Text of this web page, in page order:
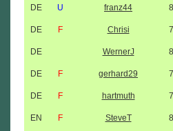
DE U franz44
DE F Chrisi
DE WernerJ
DE F gerhard29
DE F hartmuth
EN F SteveT